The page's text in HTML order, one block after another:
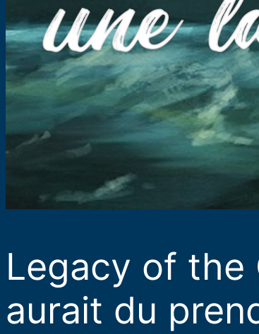
Legacy of the
aurait du